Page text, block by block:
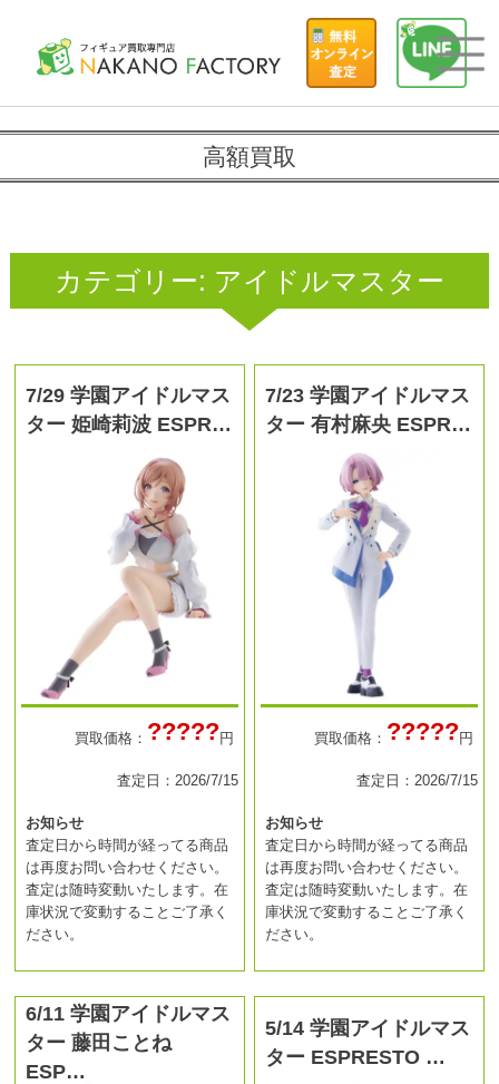
高額買取
カテゴリー: アイドルマスター
7/29 学園アイドルマス
ター 姫崎莉波 ESPR…
買取価格： ?????円
査定日：2026/7/15
お知らせ
査定日から時間が経ってる商品
は再度お問い合わせください。
査定は随時変動いたします。在
庫状況で変動することご了承く
ださい。
7/23 学園アイドルマス
ター 有村麻央 ESPR…
買取価格： ?????円
査定日：2026/7/15
お知らせ
査定日から時間が経ってる商品
は再度お問い合わせください。
査定は随時変動いたします。在
庫状況で変動することご了承く
ださい。
6/11 学園アイドルマス
ター 藤田ことね
ESP…
5/14 学園アイドルマス
ター ESPRESTO …